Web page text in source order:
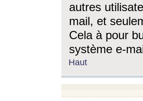
autres
mail, et
Cela à pour
système e-
Haut